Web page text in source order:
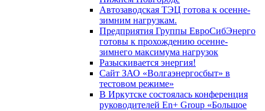
Автозаводская ТЭЦ готова к осенне-
зимним нагрузкам.
Предприятия Группы ЕвроСибЭнерго
готовы к прохождению осенне-
зимнего максимума нагрузок
Разыскивается энергия!
Сайт ЗАО «Волгаэнергосбыт» в
тестовом режиме»
В Иркутске состоялась конференция
руководителей En+ Group «Большое